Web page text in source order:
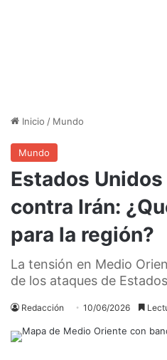
Inicio / Mundo
Mundo
Estados
contra Irán:
para la región?
La tensión en Medio
de los ataques de
Redacción 10/06/2026